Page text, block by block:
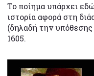
Το ποίημα υπάρχει
ιστορία αφορά στη
(δηλαδή την υπόθεσης
1605.